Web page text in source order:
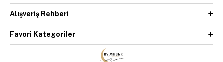
Alışveriş Rehberi
Favori Kategoriler